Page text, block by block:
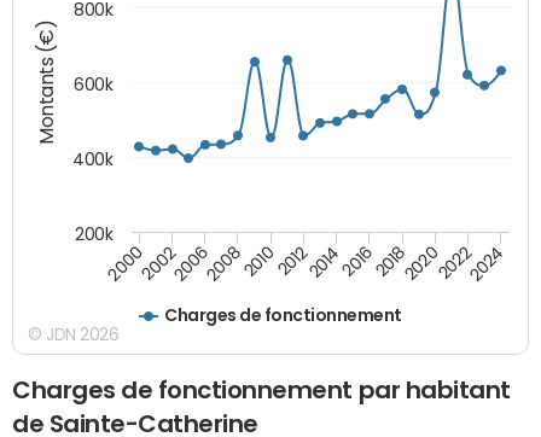
Montants (€)
Charges de fonctionnement
200020022006200820102012201420162018202020222024
400k
600k
800k
200k
© JDN 2026
Charges de fonctionnement par habitant
de Sainte-Catherine